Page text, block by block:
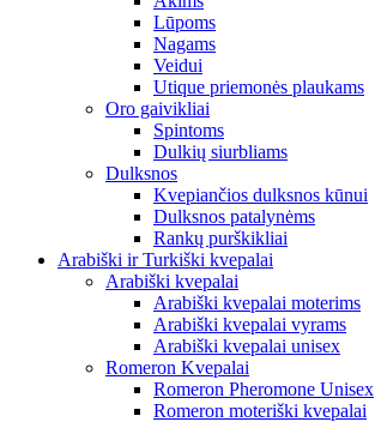
Lūpoms
Nagams
Veidui
Utique priemonės plaukams
Oro gaivikliai
Spintoms
Dulkių siurbliams
Dulksnos
Kvepiančios dulksnos kūnui
Dulksnos patalynėms
Rankų purškikliai
Arabiški ir Turkiški kvepalai
Arabiški kvepalai
Arabiški kvepalai moterims
Arabiški kvepalai vyrams
Arabiški kvepalai unisex
Romeron Kvepalai
Romeron Pheromone Unisex
Romeron moteriški kvepalai